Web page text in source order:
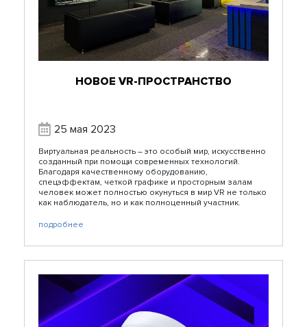
НОВОЕ VR-ПРОСТРАНСТВО
25 мая 2023
Виртуальная реальность – это особый мир, искусственно
созданный при помощи современных технологий.
Благодаря качественному оборудованию,
спецэффектам, четкой графике и просторным залам
человек может полностью окунуться в мир VR не только
как наблюдатель, но и как полноценный участник.
подробнее